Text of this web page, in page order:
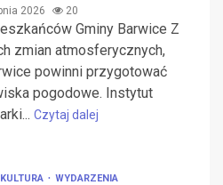
2026 20
Gminy Barwice Z
zmian atmosferycznych,
powinni przygotować
pogodowe. Instytut
Czytaj dalej
KULTURA WYDARZENIA